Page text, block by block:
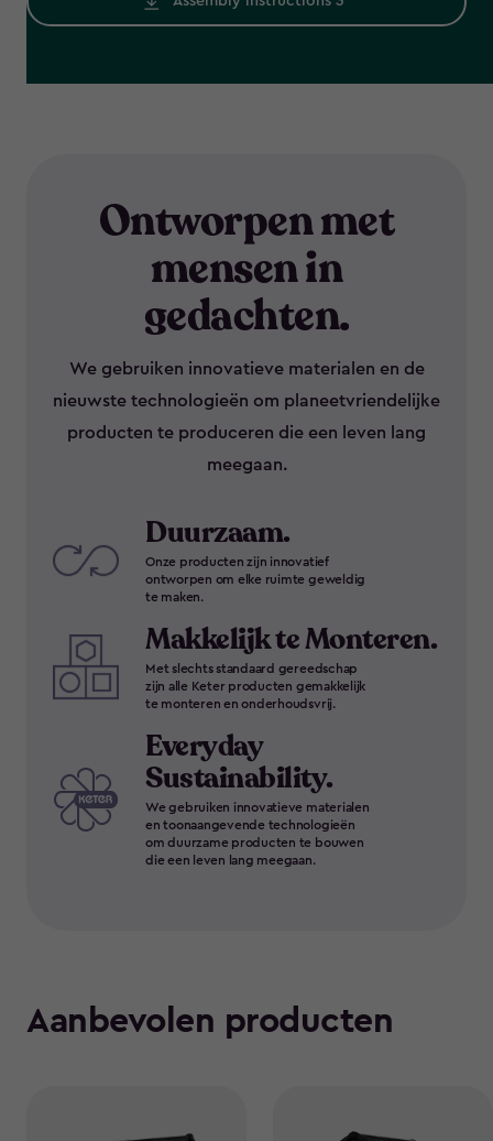
Ontworpen met
mensen in
gedachten.
We gebruiken innovatieve materialen en de
nieuwste technologieën om planeetvriendelijke
producten te produceren die een leven lang
meegaan.
Duurzaam.
Onze producten zijn innovatief
ontworpen om elke ruimte geweldig
te maken.
Makkelijk te Monteren.
Met slechts standaard gereedschap
zijn alle Keter producten gemakkelijk
te monteren en onderhoudsvrij.
Everyday
Sustainability.
We gebruiken innovatieve materialen
en toonaangevende technologieën
om duurzame producten te bouwen
die een leven lang meegaan.
Aanbevolen producten